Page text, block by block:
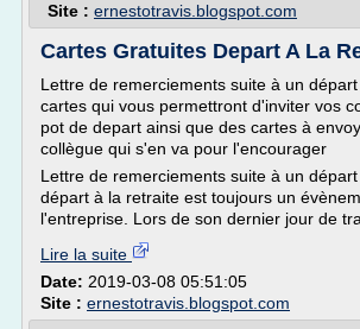
Site : ernestotravis.blogspot.com
Cartes Gratuites Depart A La
Lettre de remerciements suite à un
cartes qui vous permettront d'inviter vos
pot de depart ainsi que des cartes à
collègue qui s'en va pour l'encourager
Lettre de remerciements suite à un
départ à la retraite est toujours un
l'entreprise. Lors de son dernier jour de
Lire la suite
Date: 2019-03-08 05:51:05
Site : ernestotravis.blogspot.com